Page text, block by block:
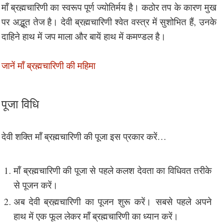
मॉं ब्रह्मचारिणी का स्वरूप पूर्ण ज्योतिर्मय है। कठोर तप के कारण मुख
पर अद्भूत तेज है। देवी ब्रह्मचारिणी श्वेत वस्त्र में सुशोभित हैं, उनके
दाहिने हाथ में जप माला और बायें हाथ में कमण्डल है।
जानें मॉं ब्रह्मचारिणी की महिमा
पूजा विधि
देवी शक्ति मॉं ब्रह्मचारिणी की पूजा इस प्रकार करें…
मॉं ब्रह्मचारिणी की पूजा से पहले कलश देवता का विधिवत तरीके
से पूजन करें।
अब देवी ब्रह्मचारिणी का पूजन शुरू करें। सबसे पहले अपने
हाथ में एक फूल लेकर मॉं ब्रह्मचारिणी का ध्यान करें।